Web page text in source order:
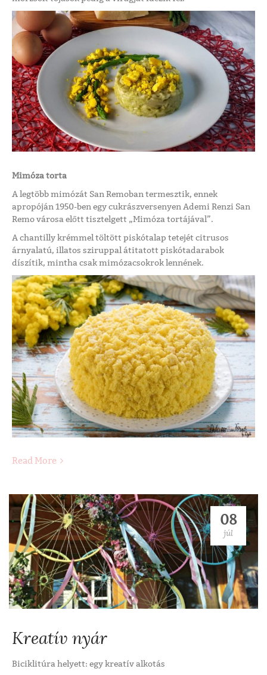
Mimóza torta
A legtöbb mimózát San Remoban termesztik, ennek
apropóján 1950-ben egy cukrászversenyen Ademi Renzi San
Remo városa előtt tisztelgett „Mimóza tortájával”.
A chantilly krémmel töltött piskótalap tetejét citrusos
árnyalatú, illatos sziruppal átitatott piskótadarabok
díszítik, mintha csak mimózacsokrok lennének.
Read More
08
júl
Kreatív nyár
Biciklitúra helyett: egy kreatív alkotás